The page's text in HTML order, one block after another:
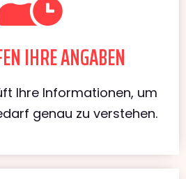
IHRE ANGABEN
Ihre Informationen, um
genau zu verstehen.